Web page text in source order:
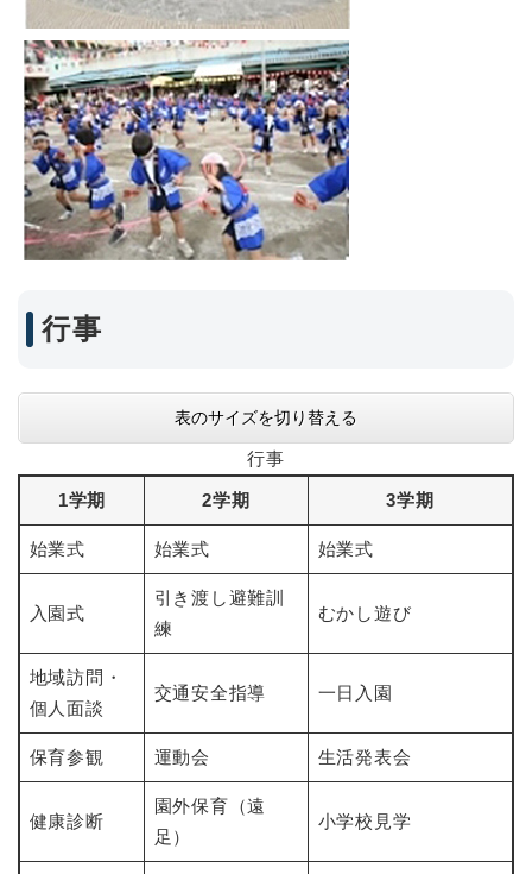
行事
表のサイズを切り替える
行事
1学期 2学期 3学期
始業式 始業式 始業式
入園式
引き渡し避難訓
練
むかし遊び
地域訪問・
個人面談
交通安全指導 一日入園
保育参観 運動会 生活発表会
健康診断
園外保育（遠
足）
小学校見学